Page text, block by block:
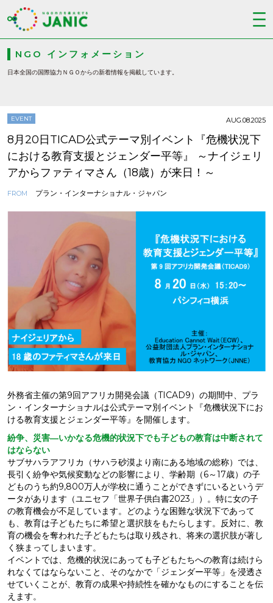
NGO インフォメーション
日本全国の国際協力ＮＧＯからの新着情報を掲載しています。
EVENT
8月20日TICAD公式テーマ別イベント『危機状況下
における教育支援とジェンダー平等』 ～ナイジェリ
アからファティマさん（18歳）が来日！～
FROM プラン・インターナショナル・ジャパン
AUG.08.2025
外務省主催の第9回アフリカ開発会議（TICAD9）の期間中、プラ
ン・インターナショナルは公式テーマ別イベント『危機状況下にお
ける教育支援とジェンダー平等』を開催します。
紛争、災害―いかなる危機的状況下でも子どもの教育は中断されて
はならない
サブサハラアフリカ（サハラ砂漠より南にある地域の総称）では、
長引く紛争や気候変動などの影響により、学齢期（6～17歳）の子
どものうち約9,800万人が学校に通うことができずにいるというデ
ータがあります（ユニセフ「世界子供白書2023」）。特に女の子
の教育機会が不足しています。どのような困難な状況下であって
も、教育は子どもたちに希望と選択肢をもたらします。反対に、教
育の機会を奪われた子どもたちは取り残され、将来の選択肢が著し
く狭まってしまいます。
イベントでは、危機的状況にあっても子どもたちへの教育は続けら
れなくてはならないこと、そのなかで「ジェンダー平等」を浸透さ
せていくことが、教育の成果や持続性を確かなものにすることを伝
えます。